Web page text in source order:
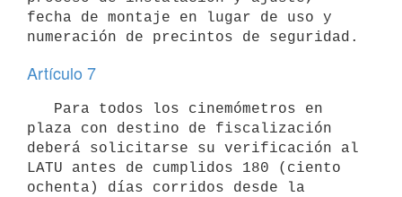
fecha de montaje en lugar de uso y
Artículo 7
plaza con destino de fiscalización
deberá solicitarse su verificación al
LATU antes de cumplidos 180 (ciento
ochenta) días corridos desde la